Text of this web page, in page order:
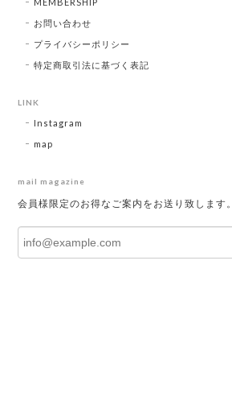
MEMBERSHIP
お問い合わせ
プライバシーポリシー
特定商取引法に基づく表記
LINK
Instagram
map
mail magazine
会員様限定のお得なご案内をお送り致します。